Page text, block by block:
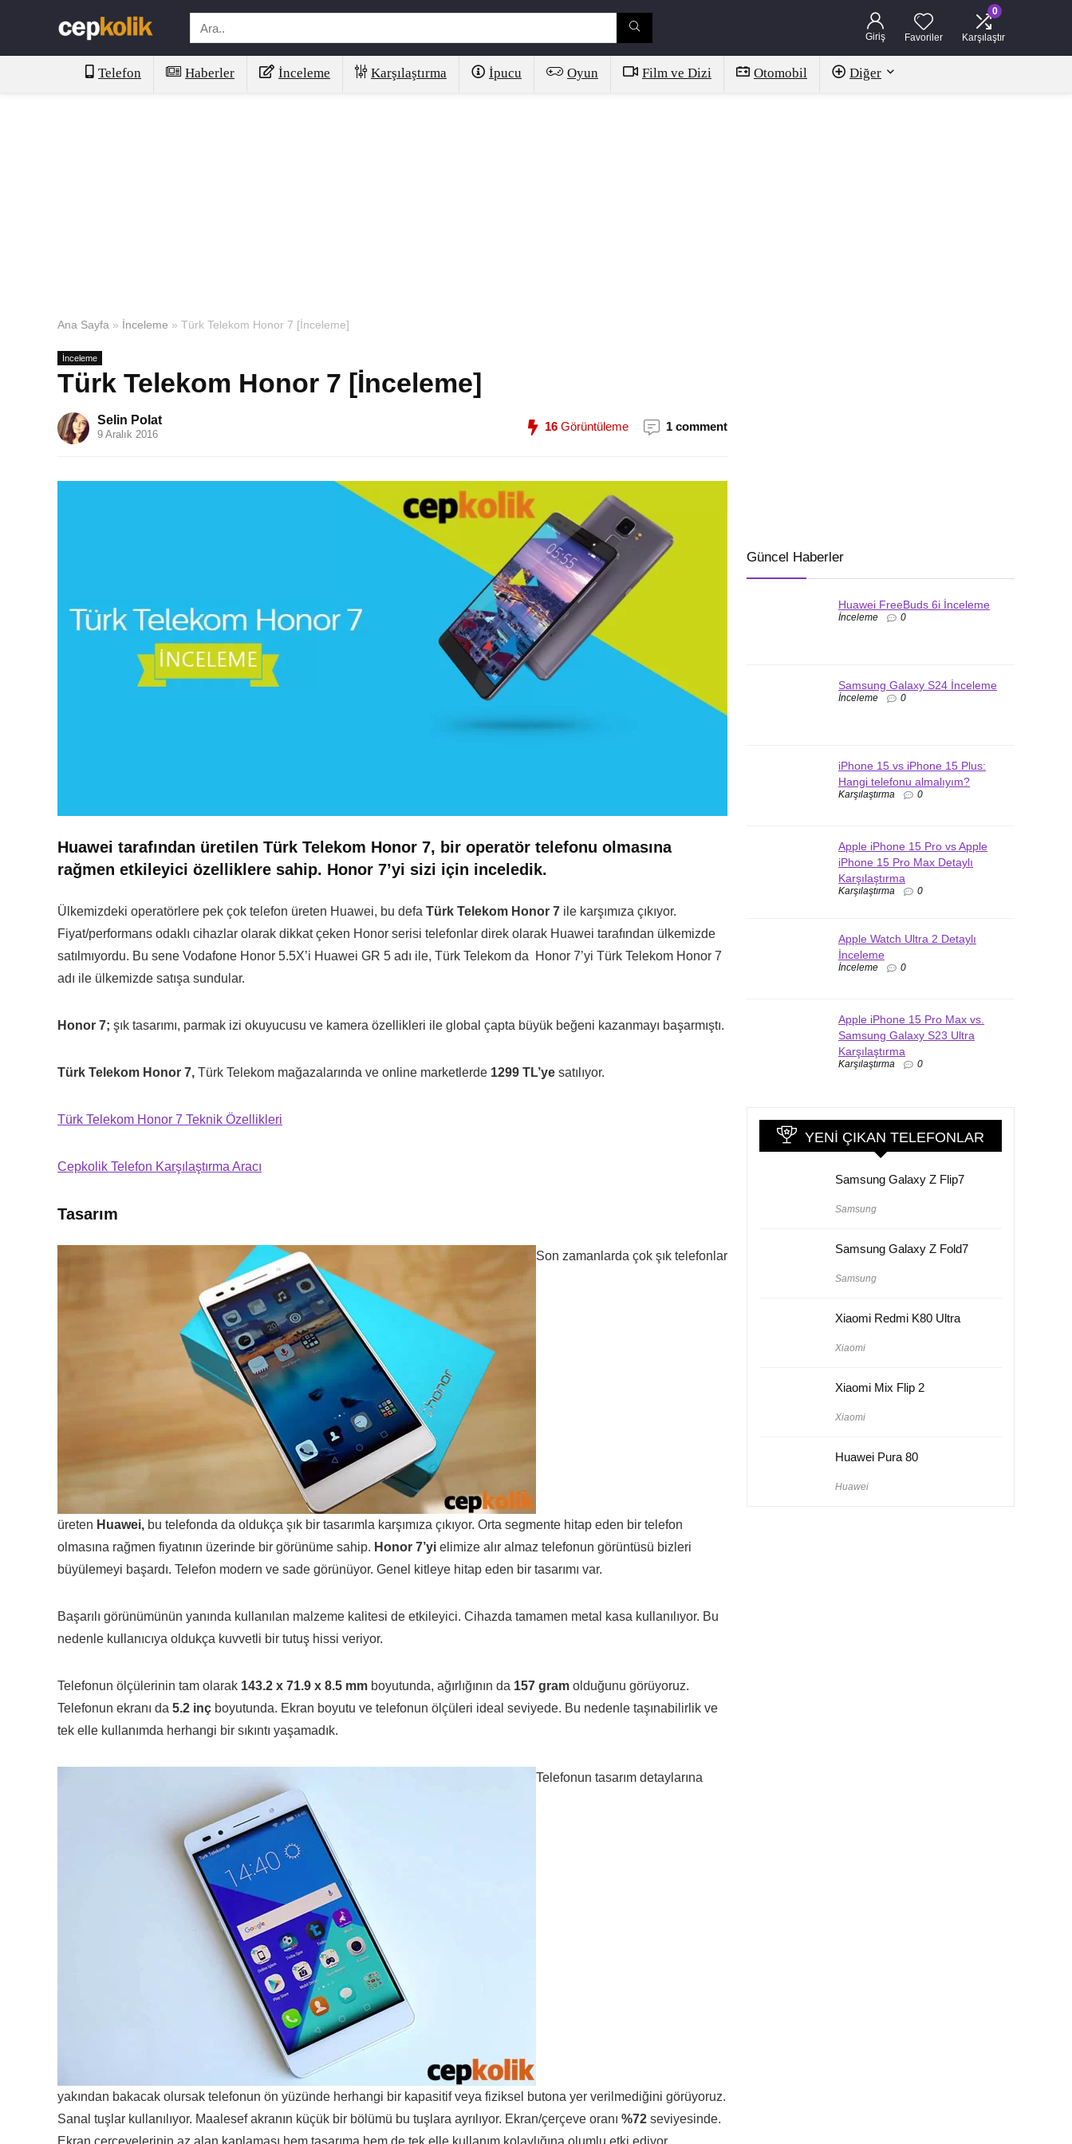
Giriş Favoriler
0
Karşılaştır
Telefon Haberler İnceleme Karşılaştırma İpucu Oyun Film ve Dizi Otomobil Diğer
Ana Sayfa » İnceleme » Türk Telekom Honor 7 [İnceleme]
İnceleme
Türk Telekom Honor 7 [İnceleme]
Selin Polat
9 Aralık 2016
16 Görüntüleme 1 comment
Huawei tarafından üretilen Türk Telekom Honor 7, bir operatör telefonu olmasına
rağmen etkileyici özelliklere sahip. Honor 7’yi sizi için inceledik.
Ülkemizdeki operatörlere pek çok telefon üreten Huawei, bu defa Türk Telekom Honor 7 ile karşımıza çıkıyor.
Fiyat/performans odaklı cihazlar olarak dikkat çeken Honor serisi telefonlar direk olarak Huawei tarafından ülkemizde
satılmıyordu. Bu sene Vodafone Honor 5.5X’i Huawei GR 5 adı ile, Türk Telekom da Honor 7’yi Türk Telekom Honor 7
adı ile ülkemizde satışa sundular.
Honor 7; şık tasarımı, parmak izi okuyucusu ve kamera özellikleri ile global çapta büyük beğeni kazanmayı başarmıştı.
Türk Telekom Honor 7, Türk Telekom mağazalarında ve online marketlerde 1299 TL’ye satılıyor.
Türk Telekom Honor 7 Teknik Özellikleri
Cepkolik Telefon Karşılaştırma Aracı
Tasarım
Son zamanlarda çok şık telefonlar
üreten Huawei, bu telefonda da oldukça şık bir tasarımla karşımıza çıkıyor. Orta segmente hitap eden bir telefon
olmasına rağmen fiyatının üzerinde bir görünüme sahip. Honor 7’yi elimize alır almaz telefonun görüntüsü bizleri
büyülemeyi başardı. Telefon modern ve sade görünüyor. Genel kitleye hitap eden bir tasarımı var.
Başarılı görünümünün yanında kullanılan malzeme kalitesi de etkileyici. Cihazda tamamen metal kasa kullanılıyor. Bu
nedenle kullanıcıya oldukça kuvvetli bir tutuş hissi veriyor.
Telefonun ölçülerinin tam olarak 143.2 x 71.9 x 8.5 mm boyutunda, ağırlığının da 157 gram olduğunu görüyoruz.
Telefonun ekranı da 5.2 inç boyutunda. Ekran boyutu ve telefonun ölçüleri ideal seviyede. Bu nedenle taşınabilirlik ve
tek elle kullanımda herhangi bir sıkıntı yaşamadık.
Telefonun tasarım detaylarına
yakından bakacak olursak telefonun ön yüzünde herhangi bir kapasitif veya fiziksel butona yer verilmediğini görüyoruz.
Sanal tuşlar kullanılıyor. Maalesef akranın küçük bir bölümü bu tuşlara ayrılıyor. Ekran/çerçeve oranı %72 seviyesinde.
Ekran çerçevelerinin az alan kaplaması hem tasarıma hem de tek elle kullanım kolaylığına olumlu etki ediyor.
Güncel Haberler
Huawei FreeBuds 6i İnceleme
İnceleme 0
Samsung Galaxy S24 İnceleme
İnceleme 0
iPhone 15 vs iPhone 15 Plus:
Hangi telefonu almalıyım?
Karşılaştırma 0
Apple iPhone 15 Pro vs Apple
iPhone 15 Pro Max Detaylı
Karşılaştırma
Karşılaştırma 0
Apple Watch Ultra 2 Detaylı
İnceleme
İnceleme 0
Apple iPhone 15 Pro Max vs.
Samsung Galaxy S23 Ultra
Karşılaştırma
Karşılaştırma 0
YENI ÇIKAN TELEFONLAR
Samsung Galaxy Z Flip7
Samsung
Samsung Galaxy Z Fold7
Samsung
Xiaomi Redmi K80 Ultra
Xiaomi
Xiaomi Mix Flip 2
Xiaomi
Huawei Pura 80
Huawei